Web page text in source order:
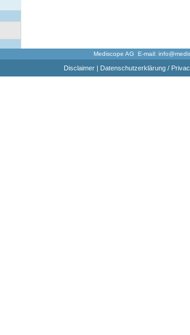
Mediscope AG E-mail:
Disclaimer| Datenschutzerklärung /